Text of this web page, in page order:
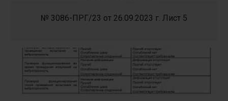
№ 3086-ПРГ/23 от 26.09.2023 г. Лист 5